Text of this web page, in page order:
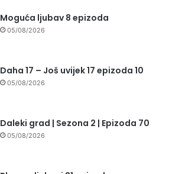
Moguća ljubav 8 epizoda
05/08/2026
Daha 17 – Još uvijek 17 epizoda 10
05/08/2026
Daleki grad | Sezona 2 | Epizoda 70
05/08/2026